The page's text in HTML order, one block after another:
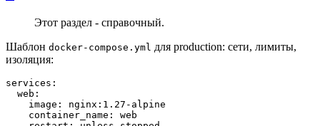
Этот раздел - справочный.
Шаблон docker-compose.yml для production: сети, лимиты,
изоляция:
services :
web :
image :
nginx:1.27-alpine
container_name :
web